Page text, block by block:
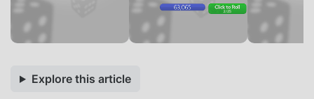
Explore this article